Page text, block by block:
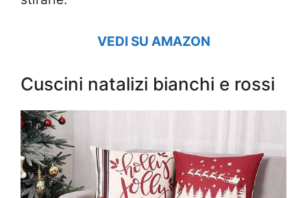
VEDI SU AMAZON
Cuscini natalizi bianchi e rossi